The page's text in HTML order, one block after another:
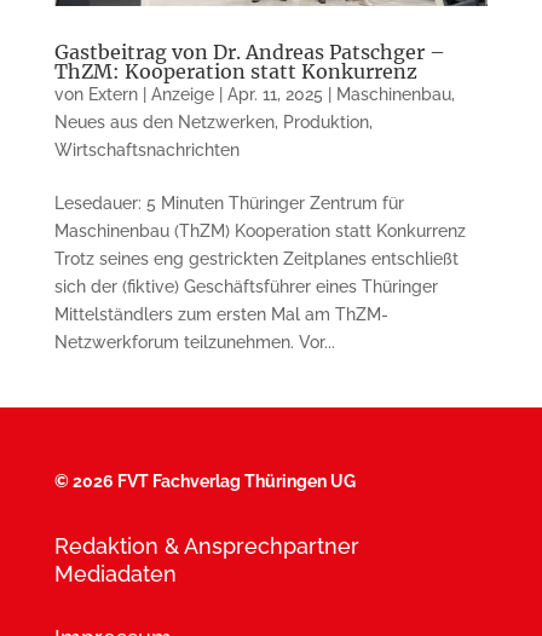
Gastbeitrag von Dr. Andreas Patschger –
ThZM: Kooperation statt Konkurrenz
von Extern | Anzeige| Apr. 11, 2025 | Maschinenbau,
Neues aus den Netzwerken, Produktion,
Wirtschaftsnachrichten
Lesedauer: 5 Minuten Thüringer Zentrum für
Maschinenbau (ThZM) Kooperation statt Konkurrenz
Trotz seines eng gestrickten Zeitplanes entschließt
sich der (fiktive) Geschäftsführer eines Thüringer
Mittelständlers zum ersten Mal am ThZM-
Netzwerkforum teilzunehmen. Vor...
©2026 FVT Fachverlag Thüringen UG
Redaktion & Ansprechpartner
Mediadaten